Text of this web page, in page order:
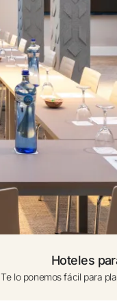
Hoteles
Te lo ponemos fácil para